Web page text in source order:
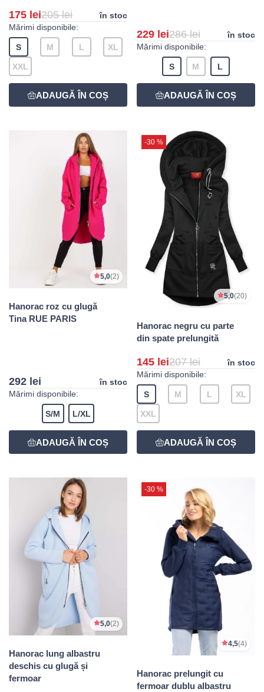
175 lei205 lei
în stoc
Mărimi disponibile:
S M L XL
XXL
229 lei286 lei
în stoc
Mărimi disponibile:
S M L
5,0(2)
Hanorac roz cu glugă
Tina RUE PARIS
292 lei
în stoc
Mărimi disponibile:
S/M L/XL
-30 %
5,0(20)
Hanorac negru cu parte
din spate prelungită
145 lei207 lei
în stoc
Mărimi disponibile:
S M L XL
XXL
5,0(2)
Hanorac lung albastru
deschis cu glugă și
fermoar
-30 %
4,5(4)
Hanorac prelungit cu
fermoar dublu albastru